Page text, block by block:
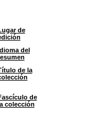
de
del
de la
de
colección